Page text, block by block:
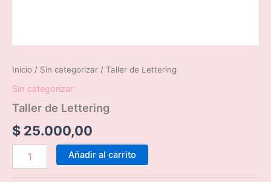
Inicio / Sin categorizar / Taller de Lettering
Sin categorizar
Taller de Lettering
$ 25.000,00
Añadir al carrito